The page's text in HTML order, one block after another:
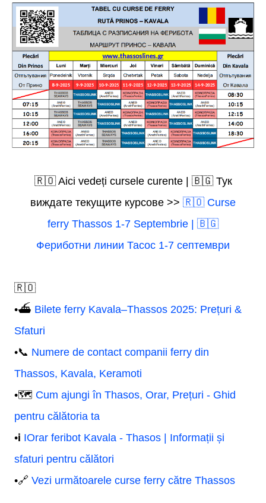
🇷🇴 Aici vedeți cursele curente | 🇧🇬 Тук
виждате текущите курсове >> 🇷🇴 Curse
ferry Thassos 1-7 Septembrie | 🇧🇬
Фериботни линии Тасос 1-7 септември
🇷🇴
•⛴️ Bilete ferry Kavala–Thassos 2025: Prețuri &
Sfaturi
•📞 Numere de contact companii ferry din
Thassos, Kavala, Keramoti
•🗺️ Cum ajungi în Thasos, Orar, Prețuri - Ghid
pentru călătoria ta
•ℹ️ IOrar feribot Kavala - Thasos | Informații și
sfaturi pentru călători
•🔗 Vezi următoarele curse ferry către Thassos